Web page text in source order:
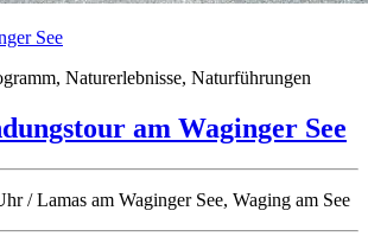
See
Naturerlebnisse, Naturführungen
am Waginger See
/ Lamas am Waginger See, Waging am See